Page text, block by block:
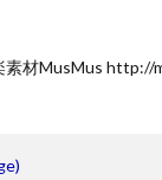
素材MusMus http://